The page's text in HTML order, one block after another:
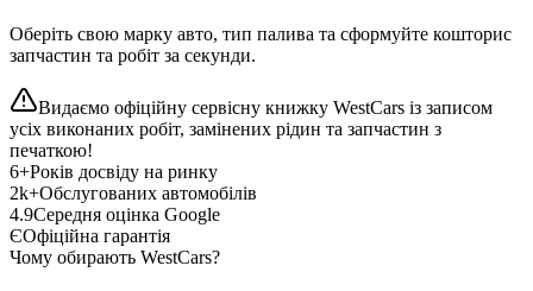
Оберіть свою марку авто, тип палива та сформуйте кошторис
запчастин та робіт за секунди.
Видаємо офіційну сервісну книжку WestCars із записом
усіх виконаних робіт, замінених рідин та запчастин з
печаткою!
6+Років досвіду на ринку
2k+Обслугованих автомобілів
4.9Середня оцінка Google
ЄОфіційна гарантія
Чому обирають WestCars?